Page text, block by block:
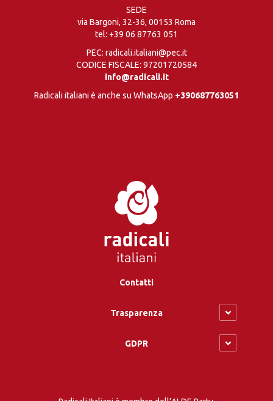
SEDE
via Bargoni, 32-36, 00153 Roma
tel: +39 06 87763 051
PEC: radicali.italiani@pec.it
CODICE FISCALE: 97201720584
info@radicali.it
Radicali italiani è anche su WhatsApp +390687763051
Contatti
Trasparenza
GDPR